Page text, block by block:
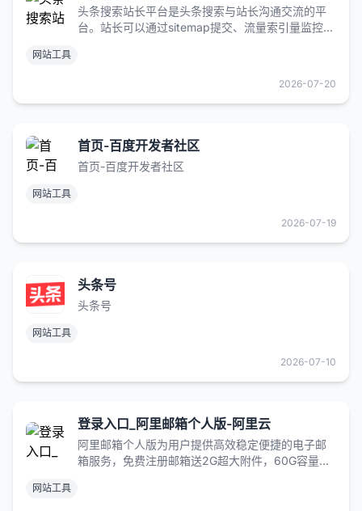
头条搜索站长平台是头条搜索与站长沟通交流的平
台。站长可以通过sitemap提交、流量索引量监控、
网站工具
2026-07-20
首页-百度开发者社区
首页-百度开发者社区
网站工具
2026-07-19
头条号
头条号
网站工具
2026-07-10
登录入口_阿里邮箱个人版-阿里云
阿里邮箱个人版为用户提供高效稳定便捷的电子邮
箱服务，免费注册邮箱送2G超大附件，60G容量，
网站工具